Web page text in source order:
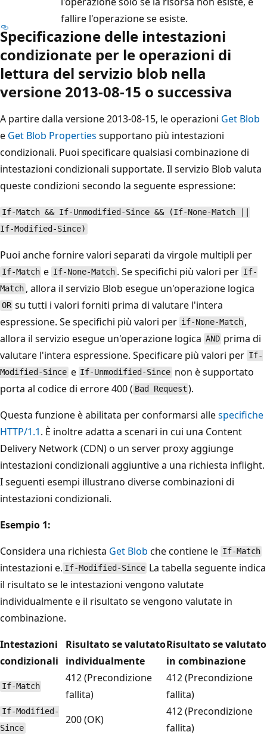
fallire l'operazione se esiste.
Specificazione delle intestazioni
condizionate per le operazioni di
lettura del servizio blob nella
versione 2013-08-15 o successiva
A partire dalla versione 2013-08-15, le operazioni Get Blob
e Get Blob Properties supportano più intestazioni
condizionali. Puoi specificare qualsiasi combinazione di
intestazioni condizionali supportate. Il servizio Blob valuta
queste condizioni secondo la seguente espressione:
If-Match && If-Unmodified-Since && (If-None-Match ||
If-Modified-Since)
Puoi anche fornire valori separati da virgole multipli per
If-Match e If-None-Match . Se specifichi più valori per If-
Match , allora il servizio Blob esegue un'operazione logica
OR su tutti i valori forniti prima di valutare l'intera
espressione. Se specifichi più valori per if-None-Match ,
allora il servizio esegue un'operazione logica AND prima di
valutare l'intera espressione. Specificare più valori per If-
Modified-Since e If-Unmodified-Since non è supportato
porta al codice di errore 400 ( Bad Request ).
Questa funzione è abilitata per conformarsi allespecifiche
HTTP/1.1. È inoltre adatta a scenari in cui una Content
Delivery Network (CDN) o un server proxy aggiunge
intestazioni condizionali aggiuntive a una richiesta inflight.
I seguenti esempi illustrano diverse combinazioni di
intestazioni condizionali.
Esempio 1:
Considera una richiesta Get Blob che contiene le If-Match
intestazioni e. If-Modified-Since La tabella seguente indica
il risultato se le intestazioni vengono valutate
individualmente e il risultato se vengono valutate in
combinazione.
Intestazioni
condizionali
Risultato se valutato
individualmente
Risultato se valutato
in combinazione
If-Match
412 (Precondizione
fallita)
412 (Precondizione
fallita)
If-Modified-
Since
200 (OK)
412 (Precondizione
fallita)